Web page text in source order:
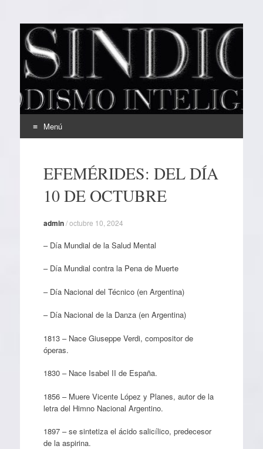
EL SINDICAL
Periodismo Inteligente
Menú
contenidoEFEMÉRIDES: DEL DÍA
10 DE OCTUBRE
admin/octubre 10, 2024
– Día Mundial de la Salud Mental
– Día Mundial contra la Pena de Muerte
– Día Nacional del Técnico (en Argentina)
– Día Nacional de la Danza (en Argentina)
1813 – Nace Giuseppe Verdi, compositor de
óperas.
1830 – Nace Isabel II de España.
1856 – Muere Vicente López y Planes, autor de la
letra del Himno Nacional Argentino.
1897 – se sintetiza el ácido salicílico, predecesor
de la aspirina.